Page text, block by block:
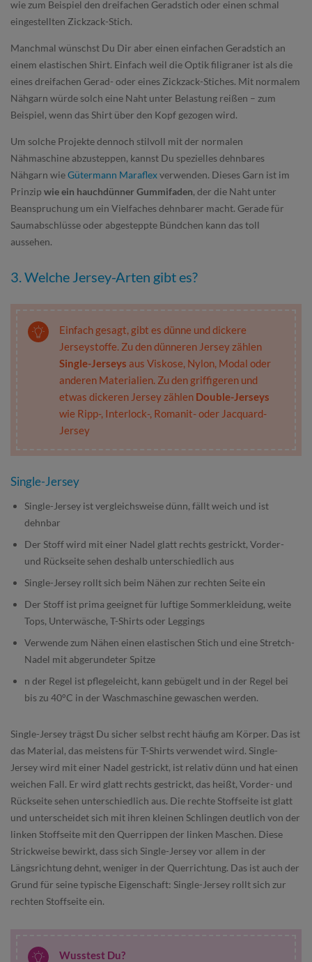
wie zum Beispiel den dreifachen Geradstich oder einen schmal
eingestellten Zickzack-Stich.
Manchmal wünschst Du Dir aber einen einfachen Geradstich an
einem elastischen Shirt. Einfach weil die Optik filigraner ist als die
eines dreifachen Gerad- oder eines Zickzack-Stiches. Mit normalem
Nähgarn würde solch eine Naht unter Belastung reißen – zum
Beispiel, wenn das Shirt über den Kopf gezogen wird.
Um solche Projekte dennoch stilvoll mit der normalen
Nähmaschine abzusteppen, kannst Du spezielles dehnbares
Nähgarn wieGütermann Maraflexverwenden. Dieses Garn ist im
Prinzip wie ein hauchdünner Gummifaden, der die Naht unter
Beanspruchung um ein Vielfaches dehnbarer macht. Gerade für
Saumabschlüsse oder abgesteppte Bündchen kann das toll
aussehen.
3. Welche Jersey-Arten gibt es?
Einfach gesagt, gibt es dünne und dickere
Jerseystoffe. Zu den dünneren Jersey zählen
Single-Jerseys aus Viskose, Nylon, Modal oder
anderen Materialien. Zu den griffigeren und
etwas dickeren Jersey zählen Double-Jerseys
wie Ripp-, Interlock-, Romanit- oder Jacquard-
Jersey
Single-Jersey
Single-Jersey ist vergleichsweise dünn, fällt weich und ist
dehnbar
Der Stoff wird mit einer Nadel glatt rechts gestrickt, Vorder-
und Rückseite sehen deshalb unterschiedlich aus
Single-Jersey rollt sich beim Nähen zur rechten Seite ein
Der Stoff ist prima geeignet für luftige Sommerkleidung, weite
Tops, Unterwäsche, T-Shirts oder Leggings
Verwende zum Nähen einen elastischen Stich und eine Stretch-
Nadel mit abgerundeter Spitze
n der Regel ist pflegeleicht, kann gebügelt und in der Regel bei
bis zu 40°C in der Waschmaschine gewaschen werden.
Single-Jersey trägst Du sicher selbst recht häufig am Körper. Das ist
das Material, das meistens für T-Shirts verwendet wird. Single-
Jersey wird mit einer Nadel gestrickt, ist relativ dünn und hat einen
weichen Fall. Er wird glatt rechts gestrickt, das heißt, Vorder- und
Rückseite sehen unterschiedlich aus. Die rechte Stoffseite ist glatt
und unterscheidet sich mit ihren kleinen Schlingen deutlich von der
linken Stoffseite mit den Querrippen der linken Maschen. Diese
Strickweise bewirkt, dass sich Single-Jersey vor allem in der
Längsrichtung dehnt, weniger in der Querrichtung. Das ist auch der
Grund für seine typische Eigenschaft: Single-Jersey rollt sich zur
rechten Stoffseite ein.
Wusstest Du?